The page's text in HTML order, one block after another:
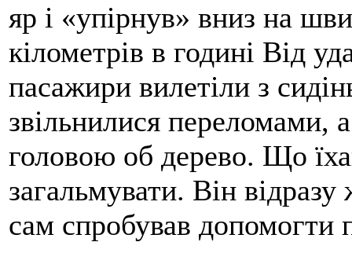
яр і «упірнув» вниз на
кілометрів в годині Від
пасажири вилетіли з
звільнилися переломами,
головою об дерево. Що
загальмувати. Він
сам спробував допомогти